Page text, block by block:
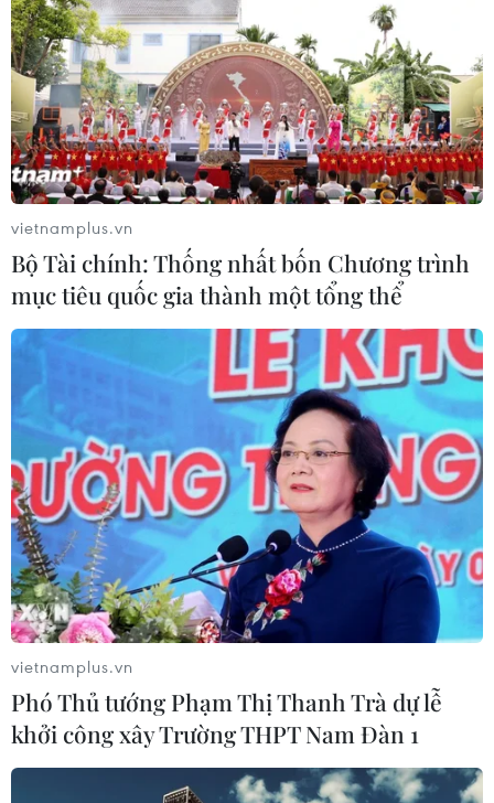
vietnamplus.vn
Bộ Tài chính: Thống nhất bốn Chương trình
mục tiêu quốc gia thành một tổng thể
vietnamplus.vn
Phó Thủ tướng Phạm Thị Thanh Trà dự lễ
khởi công xây Trường THPT Nam Đàn 1